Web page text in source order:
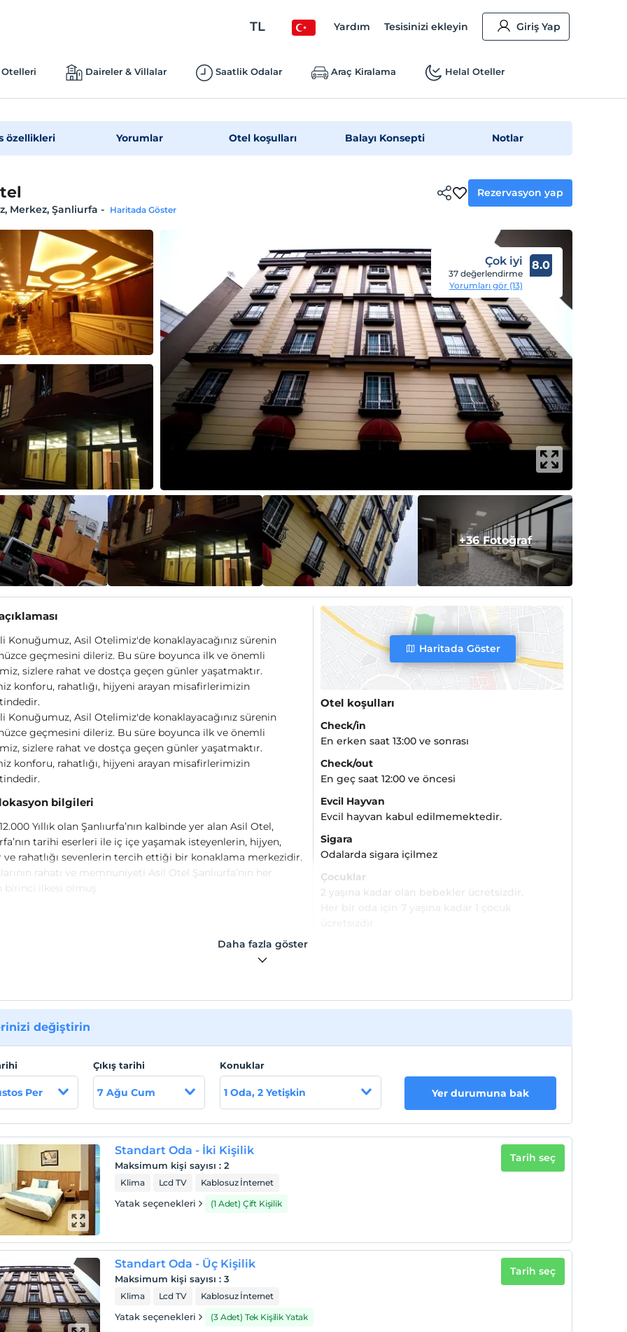
TL Yardım Tesisinizi ekleyin Giriş Yap
Daireler & Villalar Saatlik Odalar Araç Kiralama Helal Oteller
özellikleri Yorumlar Otel koşulları Balayı Konsepti Notlar
Merkez, Şanliurfa - Haritada Göster
Rezervasyon yap
Çok iyi
37 değerlendirme
Yorumları gör (13)
8.0
+36 Fotoğraf
Konuğumuz, Asil Otelimiz'de konaklayacağınız sürenin
geçmesini dileriz. Bu süre boyunca ilk ve önemli
sizlere rahat ve dostça geçen günler yaşatmaktır.
konforu, rahatlığı, hijyeni arayan misafirlerimizin
Konuğumuz, Asil Otelimiz'de konaklayacağınız sürenin
geçmesini dileriz. Bu süre boyunca ilk ve önemli
sizlere rahat ve dostça geçen günler yaşatmaktır.
konforu, rahatlığı, hijyeni arayan misafirlerimizin
bilgileri
Yıllık olan Şanlıurfa’nın kalbinde yer alan Asil Otel,
tarihi eserleri ile iç içe yaşamak isteyenlerin, hijyen,
rahatlığı sevenlerin tercih ettiği bir konaklama merkezidir.
rahatı ve memnuniyeti Asil Otel Şanlıurfa’nın her
birinci ilkesi olmuş
Haritada Göster
Otel koşulları
Check/in
En erken saat 13:00 ve sonrası
Check/out
En geç saat 12:00 ve öncesi
Evcil Hayvan
Evcil hayvan kabul edilmemektedir.
Sigara
Odalarda sigara içilmez
Çocuklar
2 yaşına kadar olan bebekler ücretsizdir.
Daha fazla göster
değiştirin
Per
Çıkış tarihi
7 Ağu Cum
Konuklar
1 Oda, 2 Yetişkin Yer durumuna bak
Standart Oda - İki Kişilik
Maksimum kişi sayısı :2
Klima Lcd TV Kablosuz İnternet
Yatak seçenekleri (1 Adet) Çift Kişilik
Tarih seç
Standart Oda - Üç Kişilik
Maksimum kişi sayısı :3
Klima Lcd TV Kablosuz İnternet
Yatak seçenekleri (3 Adet) Tek Kişilik Yatak
Tarih seç